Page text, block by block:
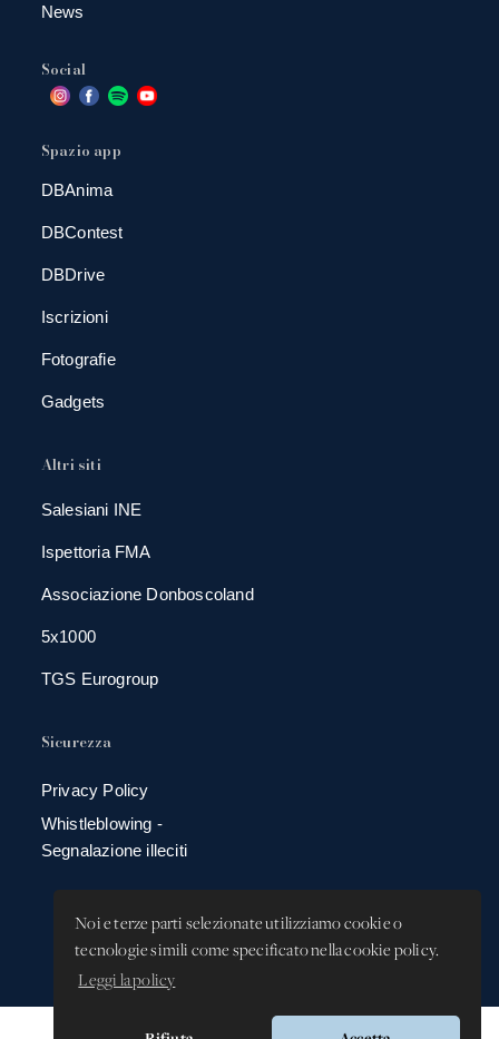
Noi e terze parti selezionate utilizziamo cookie o
tecnologie simili come specificato nella cookie policy.
Leggi la policy
News
Social
Spazio app
DBAnima
DBContest
DBDrive
Iscrizioni
Fotografie
Gadgets
Altri siti
Salesiani INE
Ispettoria FMA
Associazione Donboscoland
5x1000
TGS Eurogroup
Sicurezza
Privacy Policy
Whistleblowing -
Segnalazione illeciti